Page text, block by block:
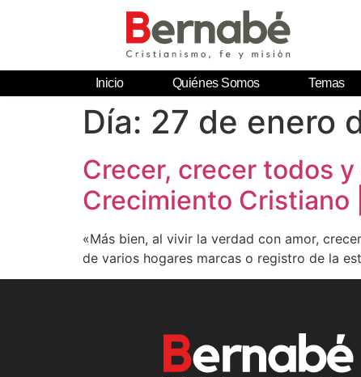
Inicio Quiénes Somos Temas
Día: 27 de enero
Crecer, crecer todos
Crecimiento Cristiano
«Más bien, al vivir la verdad con amor,
de varios hogares marcas o registro de la